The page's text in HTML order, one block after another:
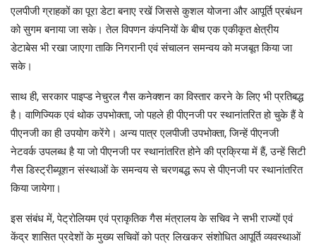
एलपीजी ग्राहकों का पूरा डेटा बनाए रखें जिससे कुशल योजना और आपूर्ति प्रबंधन
को सुगम बनाया जा सके। तेल विपणन कंपनियों के बीच एक एकीकृत क्षेत्रीय
डेटाबेस भी रखा जाएगा ताकि निगरानी एवं संचालन समन्वय को मजबूत किया जा
सके।
साथ ही, सरकार पाइप्ड नेचुरल गैस कनेक्शन का विस्तार करने के लिए भी प्रतिबद्ध
है। वाणिज्यिक एवं थोक उपभोक्ता, जो पहले ही पीएनजी पर स्थानांतरित हो चुके हैं वे
पीएनजी का ही उपयोग करेंगे। अन्य पात्र एलपीजी उपभोक्ता, जिन्हें पीएनजी
नेटवर्क उपलब्ध है या जो पीएनजी पर स्थानांतरित होने की प्रक्रिया में हैं, उन्हें सिटी
गैस डिस्ट्रीब्यूशन संस्थाओं के समन्वय से चरणबद्ध रूप से पीएनजी पर स्थानांतरित
किया जायेगा।
इस संबंध में, पेट्रोलियम एवं प्राकृतिक गैस मंत्रालय के सचिव ने सभी राज्यों एवं
केंद्र शासित प्रदेशों के मुख्य सचिवों को पत्र लिखकर संशोधित आपूर्ति व्यवस्थाओं